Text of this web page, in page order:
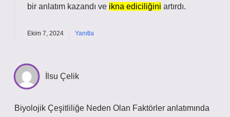
bir anlatım kazandı ve ikna ediciliğini artırdı.
Ekim 7, 2024 Yanıtla
İlsu Çelik
Biyolojik Çeşitliliğe Neden Olan Faktörler anlatımında